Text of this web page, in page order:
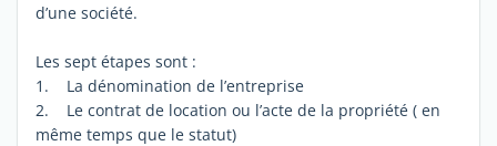
d’une société.
Les sept étapes sont :
1. La dénomination de l’entreprise
2. Le contrat de location ou l’acte de la propriété ( en
même temps que le statut)